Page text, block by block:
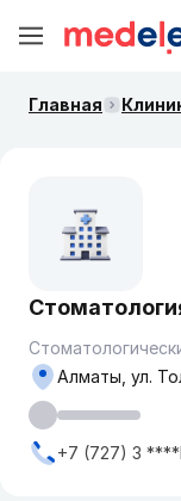
Главная
Алматы, ул.
+7 (727) 3 ****